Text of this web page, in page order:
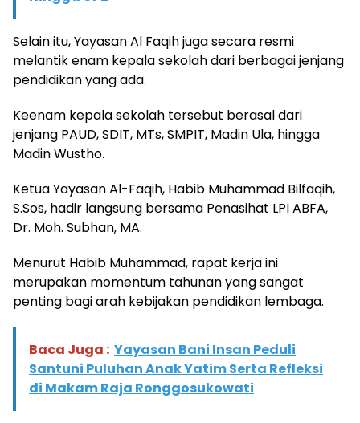
Selain itu, Yayasan Al Faqih juga secara resmi
melantik enam kepala sekolah dari berbagai jenjang
pendidikan yang ada.
Keenam kepala sekolah tersebut berasal dari
jenjang PAUD, SDIT, MTs, SMPIT, Madin Ula, hingga
Madin Wustho.
Ketua Yayasan Al-Faqih, Habib Muhammad Bilfaqih,
S.Sos, hadir langsung bersama Penasihat LPI ABFA,
Dr. Moh. Subhan, MA.
Menurut Habib Muhammad, rapat kerja ini
merupakan momentum tahunan yang sangat
penting bagi arah kebijakan pendidikan lembaga.
Baca Juga : Yayasan Bani Insan Peduli
Santuni Puluhan Anak Yatim Serta Refleksi
di Makam Raja Ronggosukowati